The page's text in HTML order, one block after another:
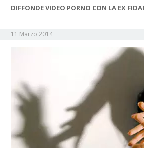
DIFFONDE VIDEO PORNO CON LA EX
11 Marzo 2014